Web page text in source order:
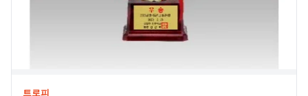
트로피